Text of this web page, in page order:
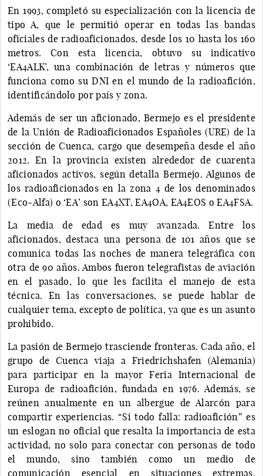
En 1993, completó su especialización con la licencia de
tipo A, que le permitió operar en todas las bandas
oficiales de radioaficionados, desde los 10 hasta los 160
metros. Con esta licencia, obtuvo su indicativo
‘EA4ALK’, una combinación de letras y números que
funciona como su DNI en el mundo de la radioafición,
identificándolo por país y zona.
Además de ser un aficionado, Bermejo es el presidente
de la Unión de Radioaficionados Españoles (URE) de la
sección de Cuenca, cargo que desempeña desde el año
2012. En la provincia existen alrededor de cuarenta
aficionados activos, según detalla Bermejo. Algunos de
los radioaficionados en la zona 4 de los denominados
(Eco-Alfa) o ‘EA’ son EA4XT, EA4OA, EA4EOS o EA4FSA.
La media de edad es muy avanzada. Entre los
aficionados, destaca una persona de 101 años que se
comunica todas las noches de manera telegráfica con
otra de 90 años. Ambos fueron telegrafistas de aviación
en el pasado, lo que les facilita el manejo de esta
técnica. En las conversaciones, se puede hablar de
cualquier tema, excepto de política, ya que es un asunto
prohibido.
La pasión de Bermejo trasciende fronteras. Cada año, el
grupo de Cuenca viaja a Friedrichshafen (Alemania)
para participar en la mayor Feria Internacional de
Europa de radioafición, fundada en 1976. Además, se
reúnen anualmente en un albergue de Alarcón para
compartir experiencias. “Si todo falla: radioafición” es
un eslogan no oficial que resalta la importancia de esta
actividad, no solo para conectar con personas de todo
el mundo, sino también como un medio de
comunicación esencial en situaciones extremas.